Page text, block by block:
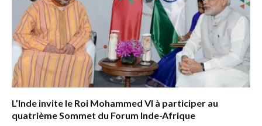
L’Inde invite le Roi Mohammed VI à participer au
quatrième Sommet du Forum Inde-Afrique